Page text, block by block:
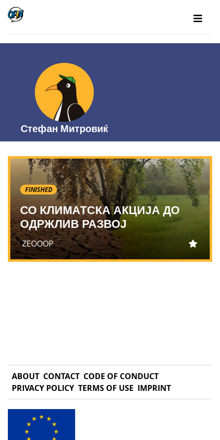
Стефан Митровиќ
FINISHED
СО КЛИМАТСКА АКЦИЈА ДО
ОДРЖЛИВ РАЗВОЈ
ZEOOOP
ABOUT CONTACT CODE OF CONDUCT
PRIVACY POLICY TERMS OF USE IMPRINT